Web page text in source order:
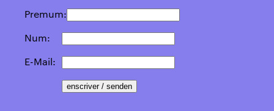
Premum:
Num:
E-Mail: